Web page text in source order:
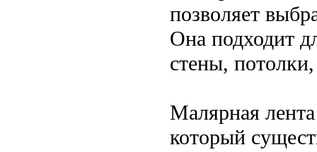
позволяет
Она подходит
стены,
Малярная
который